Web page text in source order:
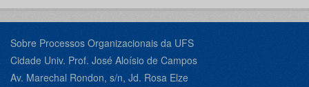
Sobre Processos Organizacionais da UFS
Cidade Univ. Prof. José Aloísio de Campos
Av. Marechal Rondon, s/n, Jd. Rosa Elze